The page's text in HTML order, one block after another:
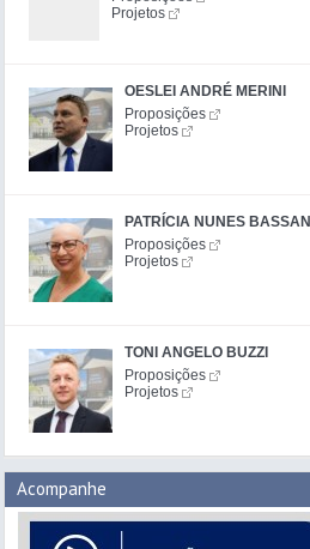
Projetos
OESLEI ANDRÉ MERINI
Proposições
Projetos
PATRÍCIA NUNES BASSANI
Proposições
Projetos
TONI ANGELO BUZZI
Proposições
Projetos
Acompanhe